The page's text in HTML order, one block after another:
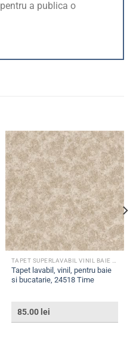
pentru a publica o
Tapet lavabil, vinil, pentru baie
si bucatarie, 24518 Time
85.00 lei